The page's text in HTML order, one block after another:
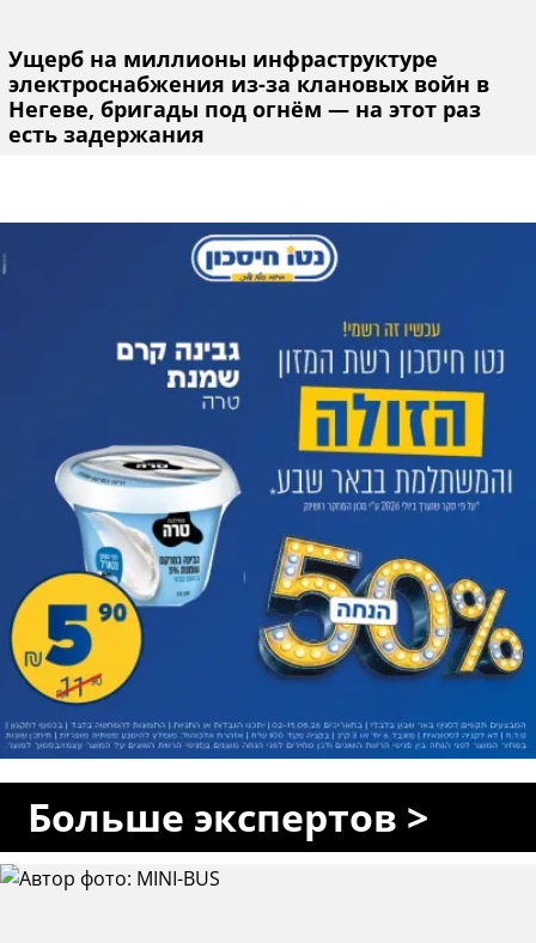
Ущерб на миллионы инфраструктуре
электроснабжения из-за клановых войн в
Негеве, бригады под огнём — на этот раз
есть задержания
Больше экспертов >